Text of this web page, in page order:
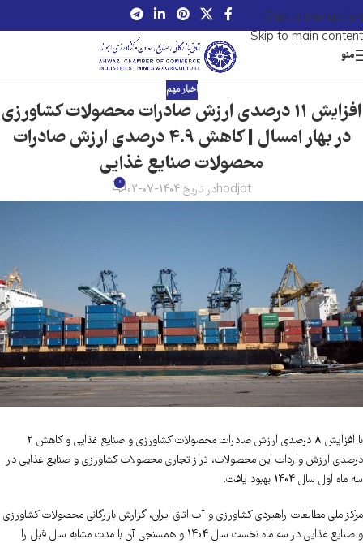
Skip to navigation
Skip to main content
منو
اخبار مهم
افزایش 11 درصدی ارزش صادرات محصولات کشاورزی
در بهار امسال | کاهش 4.9 درصدی ارزش صادرات
محصولات صنایع غذایی
hodjatدر تاریخ 1404-07-02 0
با افزایش 8 درصدی ارزش صادرات محصولات کشاورزی و صنایع غذایی و کاهش 2
درصدی ارزش واردات این محصولات، تراز تجاری محصولات کشاورزی و صنایع غذایی در
سه ماه اول سال 1404 بهبود یافت.
مرکز ملی مطالعات راهبردی کشاورزی و آب اتاق ایران، گزارش بازرگانی محصولات کشاورزی
و صنایع غذایی در سه ماه نخست سال 1404 و همسنجی آن با مدت مشابه سال قبل را